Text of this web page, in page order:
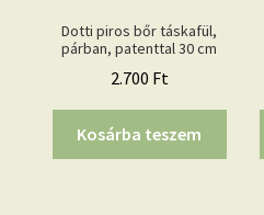
Dotti piros bőr táskafül,
párban, patenttal 30 cm
2.700 Ft
Kosárba teszem